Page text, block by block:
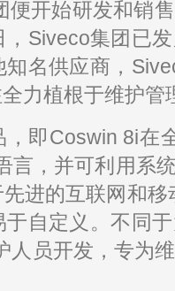
便开始研发和销
Siveco集团已
名供应商，
力植根于维护管
即Coswin 8i在
言，并可利用系
进的互联网和
自定义。不同
人员开发，专为